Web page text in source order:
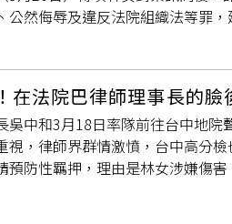
，如發現業者有囤貨居奇或不合
即時受理並查明。
公然侮辱及違反法院組織法等罪
公會理事長一巴掌。（圖／民眾
害安全罪、法院組織法第95條違
然侮辱罪，犯罪嫌疑均屬重大。
律師公會理事長吳中和，另有數
關案件尚在審理及偵查中，仍可
之必要，應予羈押。如不服羈押
在法院巴律師理事長的
吳中和3月18日率隊前往台中地
視，律師界群情激憤，台中高分檢
預防性羈押，理由是林女涉嫌傷
稱臺中地院)發生林姓女子攻擊
案小組，指揮臺中市政府警察局